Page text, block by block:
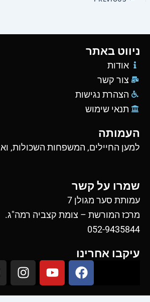
ניווט באתר
אודות
צור קשר
הצהרת נגישות
תנאי שימוש
העמותה
למען החיילים, המשפחות השכולות,
שמרו על קשר
עמותת סער מגולן 7
מרכז המורשת – צומת קצביה רמה"ג.
052-9435844
עיקבו אחרינו
F
a
c
Y
o
u
I
n
s